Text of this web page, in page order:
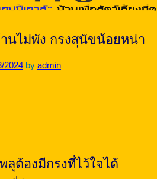
นไม่พัง กรงสุนัขน้อยหน่า
2024 by admin
ลุต้องมีกรงที่ไว้ใจได้